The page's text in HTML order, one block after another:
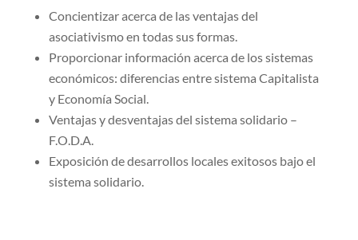
Concientizar acerca de las ventajas del
asociativismo en todas sus formas.
Proporcionar información acerca de los sistemas
económicos: diferencias entre sistema Capitalista
y Economía Social.
Ventajas y desventajas del sistema solidario –
F.O.D.A.
Exposición de desarrollos locales exitosos bajo el
sistema solidario.